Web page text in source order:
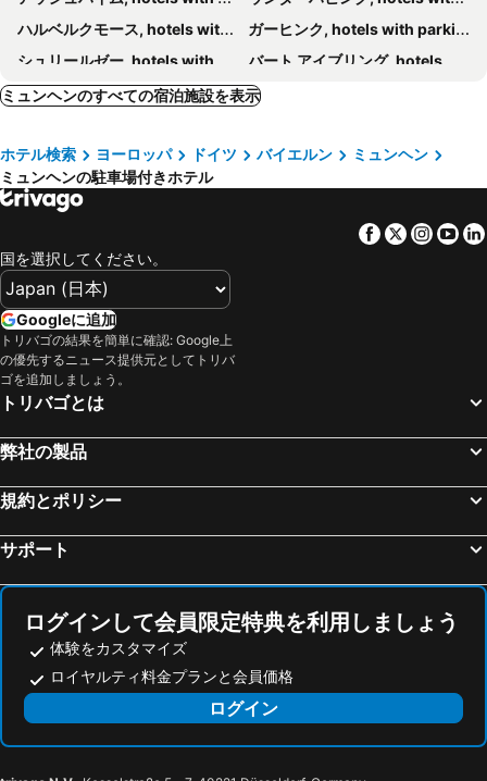
Hotel Ludwig München
Hotel Munich Inn
Holiday Inn Munich - Leuchtenbergring By Ihg
ル メリディアン ミュンヘン
ユーロスターズ ブック ホテル
Hotel Kraft
Premier Inn München City Zentrum
gambino hotel CINCINNATI
キングズ ホテル センター
Residence Inn by Marriott Munich City East
ヴィ ヴァディ ホテル バイェル 89
レオナルド ホテル & レジデンツ ミュンヘン
ホテル スタークス
Boutique Hotel Germania
Hotel Metropol by Maier Privathotels
ミュンヘン マリオット ホテル
プラッツル ホテル
NH ミュンヘン エアポート
メルキュールホテルミュンヘンアルトシュタット
シラー 5 ホテル
Hotel Lux
コーティーナ ホテル
ブティック ホテル ファルケントゥルム
Living Hotel Das Viktualienmarkt
Hotel Blauer Bock
ホテル フィア ヤーレスツァイテン ケンピンスキー ミュンヘン
MAXIMILIAN MUNICH Apartments & Hotel
ホテル アム ヴィクトアーリエンマルクト
Hotel Concorde
ホテル ドイツ ハイデ
ホテル イーザートア
ハルベルクモース, hotels with parking
ガーヒンク, hotels with parking
シュリールゼー, hotels with parking
バート アイブリング, hotels with parking
シュタルンベルク, hotels with parking
ウンターシュリースハイム, hotels with parking
ダッハウ, hotels with parking
ゲルメリング, hotels with parking
ザウアーラハ, hotels with parking
ウンターフェーリング, hotels with parking
フライジング, hotels with parking
フェルトキルヘン, hotels with parking
ハール, hotels with parking
イルシェン, hotels with parking
オリヒング, hotels with parking
Weyarn, hotels with parking
Eresing, hotels with parking
オーバーシュライスハイム, hotels with parking
Weilheim i. Oberbayern, hotels with parking
Münsing, hotels with parking
キルヒハイム-ハイムシュタッテン, hotels with parking
Gräfelfing, hotels with parking
Schäftlarn, hotels with parking
ミュンヘンのすべての宿泊施設を表示
ホテル検索 ヨーロッパ ドイツ バイエルン
ミュンヘン
ミュンヘンの駐車場付きホテル
Facebook
Twitter
国を選択してください。
Googleに追加
トリバゴの結果を簡単に確認: Google上
の優先するニュース提供元としてトリバ
ゴを追加しましょう。
トリバゴとは
弊社の製品
規約とポリシー
サポート
ログインして会員限定特典を利用しましょう
体験をカスタマイズ
ロイヤルティ料金プランと会員価格
ログイン